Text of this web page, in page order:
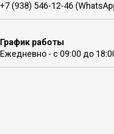
+7 (938) 546-12-46
График работы
Ежедневно - с 09:00 до